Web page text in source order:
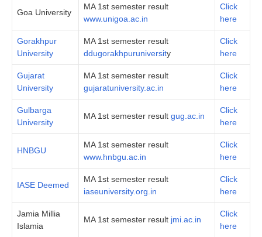
Goa University
MA 1st semester result
www.unigoa.ac.in
Click
here
Gorakhpur
University
MA 1st semester result
ddugorakhpuruniversity
Click
here
Gujarat
University
MA 1st semester result
gujaratuniversity.ac.in
Click
here
Gulbarga
University
MA 1st semester result gug.ac.in
Click
here
HNBGU
MA 1st semester result
www.hnbgu.ac.in
Click
here
IASE Deemed
MA 1st semester result
iaseuniversity.org.in
Click
here
Jamia Millia
Islamia
MA 1st semester result jmi.ac.in
Click
here